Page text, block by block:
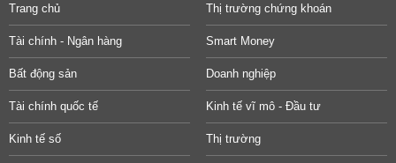
Trang chủ Thị trường chứng khoán
Tài chính - Ngân hàng Smart Money
Bất động sản Doanh nghiệp
Tài chính quốc tế Kinh tế vĩ mô - Đầu tư
Kinh tế số Thị trường